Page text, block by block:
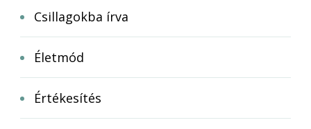
Csillagokba írva
Életmód
Értékesítés